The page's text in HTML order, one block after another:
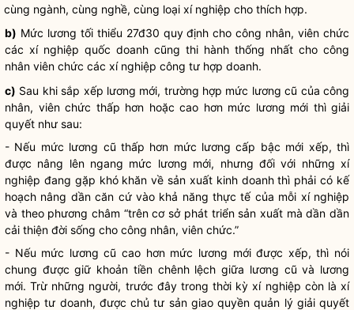
cùng ngành, cùng nghề, cùng loại xí nghiệp cho thích hợp.
b) Mức lương tối thiểu 27đ30 quy định cho công nhân, viên chức
các xí nghiệp quốc doanh cũng thi hành thống nhất cho công
nhân viên chức các xí nghiệp công tư hợp doanh.
c) Sau khi sắp xếp lương mới, trường hợp mức lương cũ của công
nhân, viên chức thấp hơn hoặc cao hơn mức lương mới thì giải
quyết như sau:
- Nếu mức lương cũ thấp hơn mức lương cấp bậc mới xếp, thì
được nâng lên ngang mức lương mới, nhưng đối với những xí
nghiệp đang gặp khó khăn về sản xuất kinh doanh thì phải có kế
hoạch nâng dần căn cứ vào khả năng thực tế của mỗi xí nghiệp
và theo phương châm “trên cơ sở phát triển sản xuất mà dần dần
cải thiện đời sống cho công nhân, viên chức.”
- Nếu mức lương cũ cao hơn mức lương mới được xếp, thì nói
chung được giữ khoản tiền chênh lệch giữa lương cũ và lương
mới. Trừ những người, trước đây trong thời kỳ xí nghiệp còn là xí
nghiệp tư doanh, được chủ tư sản giao quyền quản lý giải quyết